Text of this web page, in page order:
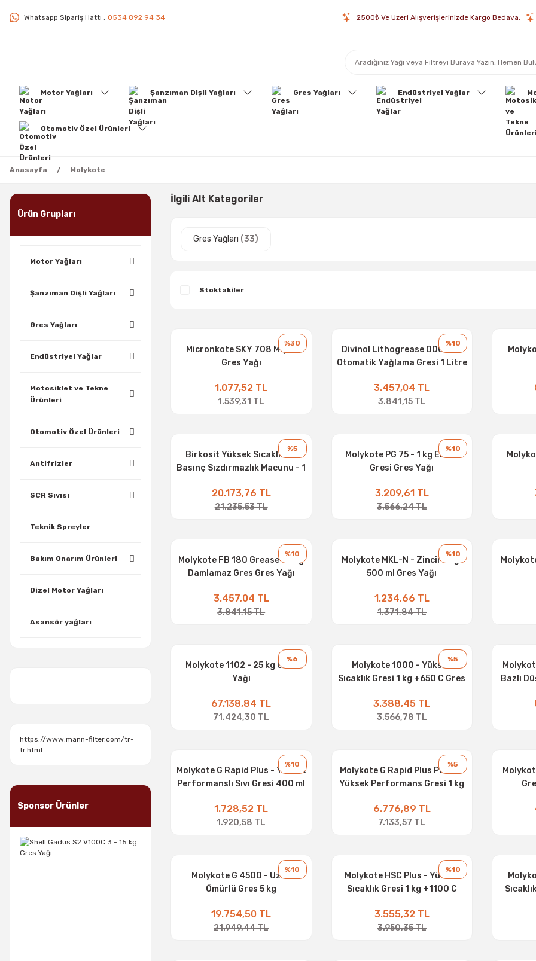
Whatsapp Sipariş Hattı : 0534 892 94 34 2500₺ Ve Üzeri Alışverişlerinizde Kargo Bedava.
Motor Yağları Şanzıman Dişli Yağları Gres Yağları Endüstriyel Yağlar
Otomotiv Özel Ürünleri
Anasayfa Molykote
Ürün Grupları
Motor Yağları
Şanzıman Dişli Yağları
Gres Yağları
Endüstriyel Yağlar
Motosiklet ve Tekne
Ürünleri
Otomotiv Özel Ürünleri
Antifrizler
SCR Sıvısı
Teknik Spreyler
Bakım Onarım Ürünleri
Dizel Motor Yağları
Asansör yağları
https://www.mann-filter.com/tr-
tr.html
Sponsor Ürünler
İlgili Alt Kategoriler
Gres Yağları (33)
Stoktakiler
%30
Micronkote SKY 708 Mlykt
Gres Yağı
1.077,52 TL
1.539,31 TL
%10
Divinol Lithogrease 000 Cnc
Otomatik Yağlama Gresi 1 Litre
3.457,04 TL
3.841,15 TL
%5
Birkosit Yüksek Sıcaklık ve
Basınç Sızdırmazlık Macunu - 1
20.173,76 TL
21.235,53 TL
%10
Molykote PG 75 - 1 kg Eklem
Gresi Gres Yağı
3.209,61 TL
3.566,24 TL
%10
Molykote FB 180 Grease - 1 Kg
Damlamaz Gres Gres Yağı
3.457,04 TL
3.841,15 TL
%10
Molykote MKL-N - Zincir Yağı
500 ml Gres Yağı
1.234,66 TL
1.371,84 TL
%6
Molykote 1102 - 25 kg Gres
Yağı
67.138,84 TL
71.424,30 TL
%5
Molykote 1000 - Yüksek
Sıcaklık Gresi 1 kg +650 C Gres
3.388,45 TL
3.566,78 TL
Bazlı
%10
Molykote G Rapid Plus - Yüksek
Performanslı Sıvı Gresi 400 ml
1.728,52 TL
1.920,58 TL
%5
Molykote G Rapid Plus Paste -
Yüksek Performans Gresi 1 kg
6.776,89 TL
7.133,57 TL
%10
Molykote G 4500 - Uzun
Ömürlü Gres 5 kg
19.754,50 TL
21.949,44 TL
%10
Molykote HSC Plus - Yüksek
Sıcaklık Gresi 1 kg +1100 C
3.555,32 TL
3.950,35 TL